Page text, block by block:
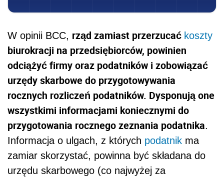
W opinii BCC, rząd zamiast przerzucać koszty
biurokracji na przedsiębiorców, powinien
odciążyć firmy oraz podatników i zobowiązać
urzędy skarbowe do przygotowywania
rocznych rozliczeń podatników. Dysponują one
wszystkimi informacjami koniecznymi do
przygotowania rocznego zeznania podatnika.
Informacja o ulgach, z których podatnik ma
zamiar skorzystać, powinna być składana do
urzędu skarbowego (co najwyżej za